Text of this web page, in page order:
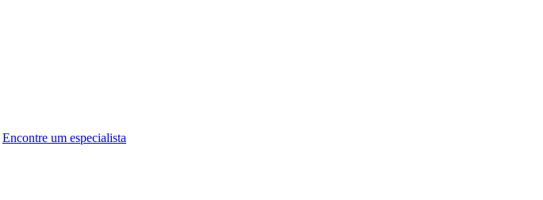
Encontre um especialista